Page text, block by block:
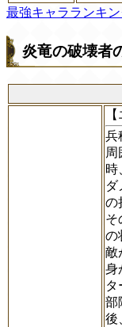
最強キャラランキ
炎竜の破壊者
兵
周
時
ダ
の
そ
の
敵
身
タ
部
後